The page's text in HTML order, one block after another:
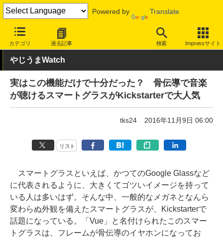
Powered by Translate
カテゴリ 過去記事 検索 Impressサイト
INTERNET Watch トピック
やじうまWatch
実はこの機能だけで十分だった？ 骨伝導で音楽
が聴けるスマートグラスがKickstarterで大人気
tks24 2016年11月9日 06:00
リスト
スマートグラスといえば、かつてのGoogle Glassなど
に代表されるように、大きくてゴツいイメージを持って
いる人は多いはず。そんな中、一般的なメガネとなんら
変わらぬ外観を備えたスマートグラスが、Kickstarterで
話題になっている。「Vue」と名付けられたこのスマー
トグラスは、フレームが骨伝導のイヤホンになってお